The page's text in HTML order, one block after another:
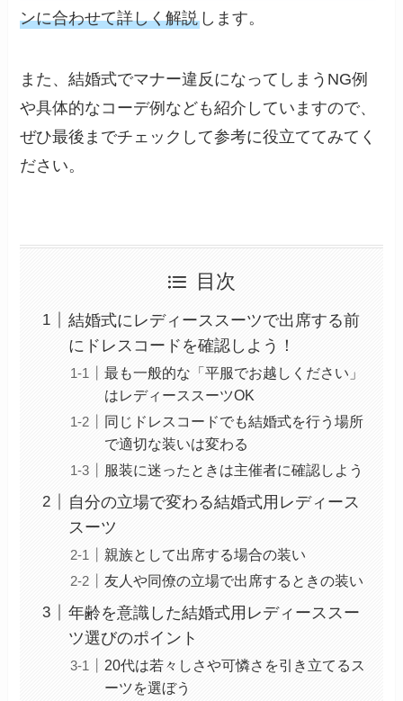
ンに合わせて詳しく解説 します。
また、結婚式でマナー違反になってしまうNG例
や具体的なコーデ例なども紹介していますので、
ぜひ最後までチェックして参考に役立ててみてく
ださい。
目次
結婚式にレディーススーツで出席する前
にドレスコードを確認しよう！
最も一般的な「平服でお越しください」
はレディーススーツOK
同じドレスコードでも結婚式を行う場所
で適切な装いは変わる
服装に迷ったときは主催者に確認しよう
自分の立場で変わる結婚式用レディース
スーツ
親族として出席する場合の装い
友人や同僚の立場で出席するときの装い
年齢を意識した結婚式用レディーススー
ツ選びのポイント
20代は若々しさや可憐さを引き立てるス
ーツを選ぼう